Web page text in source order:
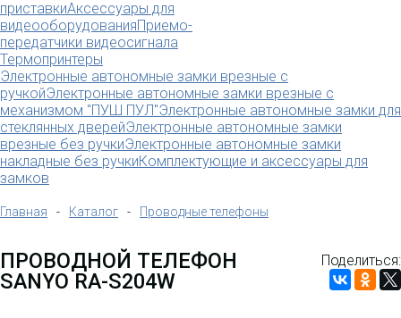
приставкиАксессуары для
видеооборудованияПриемо-
передатчики видеосигнала
Термопринтеры
Электронные автономные замки врезные с
ручкойЭлектронные автономные замки врезные с
механизмом "ПУШ ПУЛ"Электронные автономные замки для
стеклянных дверейЭлектронные автономные замки
врезные без ручкиЭлектронные автономные замки
накладные без ручкиКомплектующие и аксессуары для
замков
Главная - Каталог - Проводные телефоны
ПРОВОДНОЙ ТЕЛЕФОН
SANYO RA-S204W
Поделиться: